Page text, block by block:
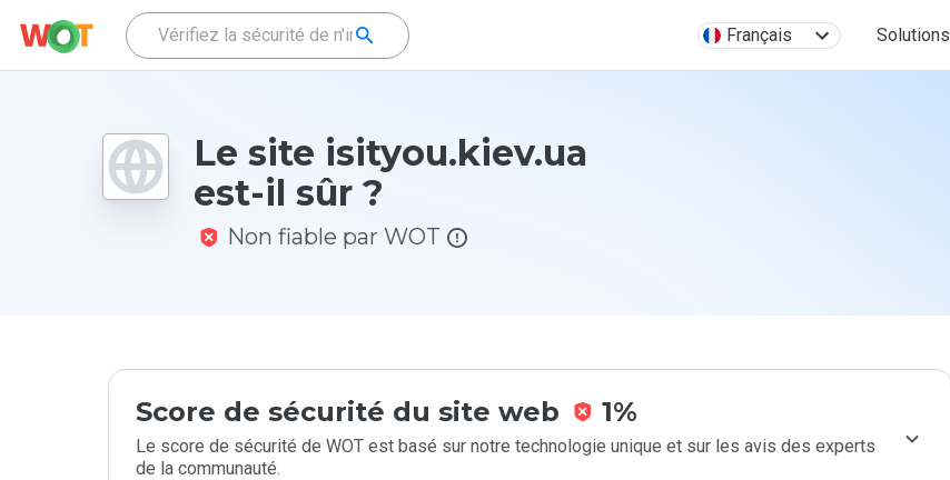
Français Solutions
Le site isityou.kiev.ua
est-il sûr ?
Non fiable par WOT
Score de sécurité du site web 1%
Le score de sécurité de WOT est basé sur notre technologie unique et sur les avis des experts
de la communauté.